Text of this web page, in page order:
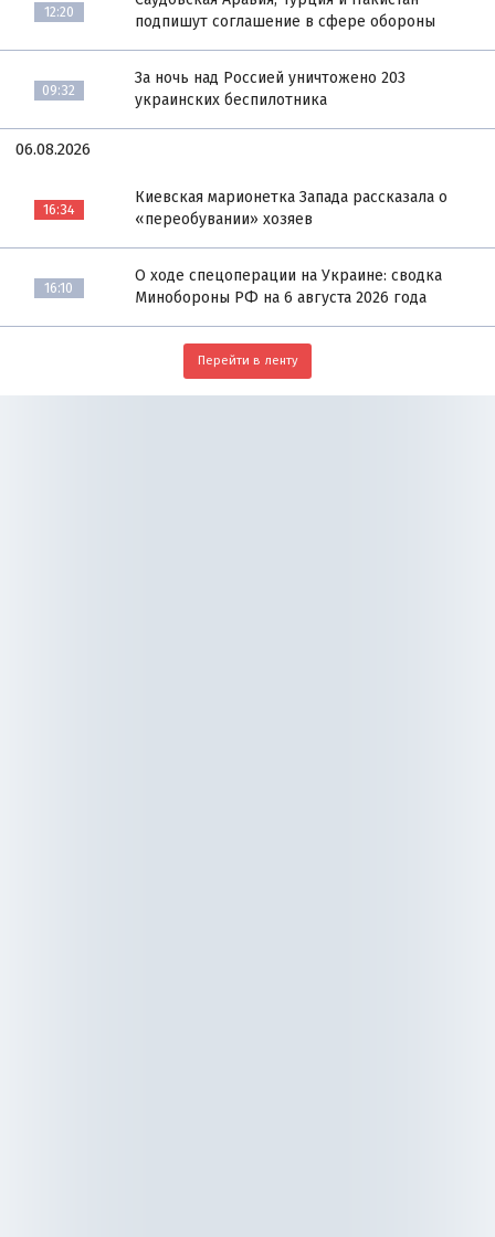
12:20
подпишут соглашение в сфере обороны
09:32
За ночь над Россией уничтожено 203
украинских беспилотника
06.08.2026
16:34
Киевская марионетка Запада рассказала о
«переобувании» хозяев
16:10
О ходе спецоперации на Украине: сводка
Минобороны РФ на 6 августа 2026 года
Перейти в ленту